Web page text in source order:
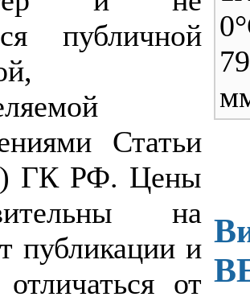
публичной
Статьи
ГК РФ. Цены
на
публикации и
от